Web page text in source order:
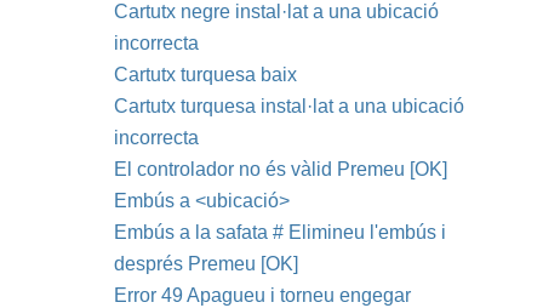
Cartutx negre instal·lat a una ubicació
incorrecta
Cartutx turquesa baix
Cartutx turquesa instal·lat a una ubicació
incorrecta
El controlador no és vàlid Premeu [OK]
Embús a <ubicació>
Embús a la safata # Elimineu l'embús i
després Premeu [OK]
Error 49 Apagueu i torneu engegar